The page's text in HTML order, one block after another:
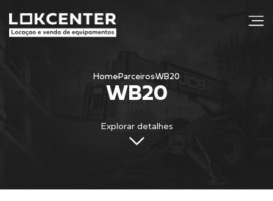
Home ParceirosWB20
WB20
Explorar detalhes